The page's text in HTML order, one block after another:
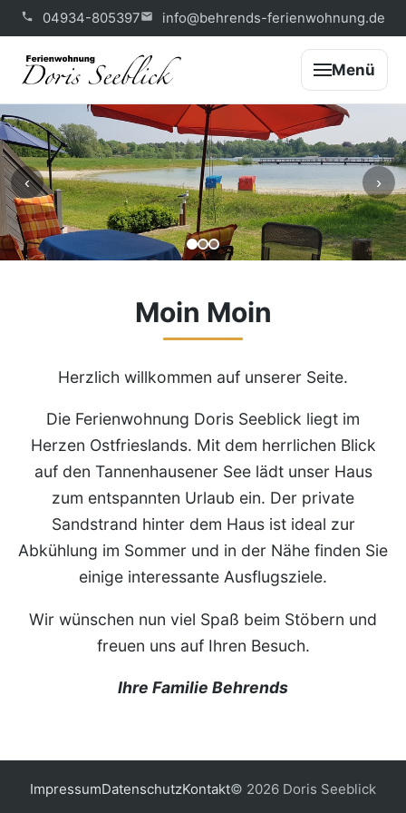
04934-805397 info@behrends-ferienwohnung.de
Menü
‹ ›
Moin Moin
Herzlich willkommen auf unserer Seite.
Die Ferienwohnung Doris Seeblick liegt im
Herzen Ostfrieslands. Mit dem herrlichen Blick
auf den Tannenhausener See lädt unser Haus
zum entspannten Urlaub ein. Der private
Sandstrand hinter dem Haus ist ideal zur
Abkühlung im Sommer und in der Nähe finden Sie
einige interessante Ausflugsziele.
Wir wünschen nun viel Spaß beim Stöbern und
freuen uns auf Ihren Besuch.
Ihre Familie Behrends
ImpressumDatenschutzKontakt© 2026 Doris Seeblick